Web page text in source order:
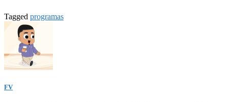
Tagged programas
FV